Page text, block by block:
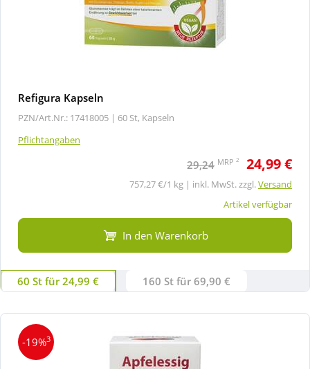
Refigura Kapseln
PZN/Art.Nr.: 17418005 | 60 St, Kapseln
Pflichtangaben
29,24 MRP 2 24,99 €
757,27 €/1 kg | inkl. MwSt. zzgl.Versand
Artikel verfügbar
In den Warenkorb
60 St für 24,99 € 160 St für 69,90 €
-19%3